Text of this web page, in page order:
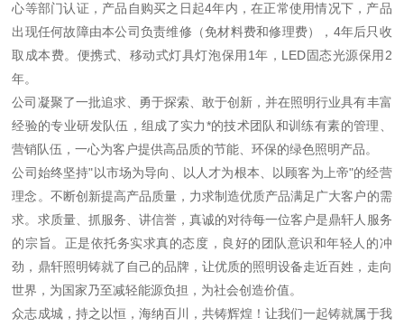
心等部门认证，产品自购买之日起4年内，在正常使用情况下，产品
出现任何故障由本公司负责维修（免材料费和修理费），4年后只收
取成本费。便携式、移动式灯具灯泡保用1年，LED固态光源保用2
年。
公司凝聚了一批追求、勇于探索、敢于创新，并在照明行业具有丰富
经验的专业研发队伍，组成了实力*的技术团队和训练有素的管理、
营销队伍，一心为客户提供高品质的节能、环保的绿色照明产品。
公司始终坚持"以市场为导向、以人才为根本、以顾客为上帝"的经营
理念。不断创新提高产品质量，力求制造优质产品满足广大客户的需
求。求质量、抓服务、讲信誉，真诚的对待每一位客户是鼎轩人服务
的宗旨。正是依托务实求真的态度，良好的团队意识和年轻人的冲
劲，鼎轩照明铸就了自己的品牌，让优质的照明设备走近百姓，走向
世界，为国家乃至减轻能源负担，为社会创造价值。
众志成城，持之以恒，海纳百川，共铸辉煌！让我们一起铸就属于我